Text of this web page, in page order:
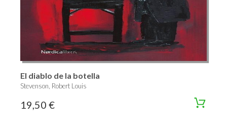
El diablo de la botella
Stevenson, Robert Louis
19,50 €